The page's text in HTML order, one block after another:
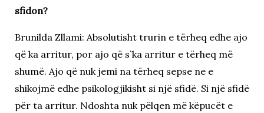
sfidon?
Brunilda Zllami: Absolutisht trurin e tërheq edhe ajo
që ka arritur, por ajo që s`ka arritur e tërheq më
shumë. Ajo që nuk jemi na tërheq sepse ne e
shikojmë edhe psikologjikisht si një sfidë. Si një sfidë
për ta arritur. Ndoshta nuk pëlqen më këpucët e